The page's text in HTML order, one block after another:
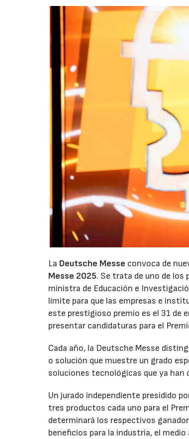
La Deutsche Messe convoca de
Messe 2025. Se trata de uno de
ministra de Educación e
límite para que las empresas e
este prestigioso premio es el 31 de
presentar candidaturas para el
Cada año, la Deutsche Messe
o solución que muestre un grado
soluciones tecnológicas que ya
Un jurado independiente presidido
tres productos cada uno para el
determinará los respectivos
beneficios para la industria, el